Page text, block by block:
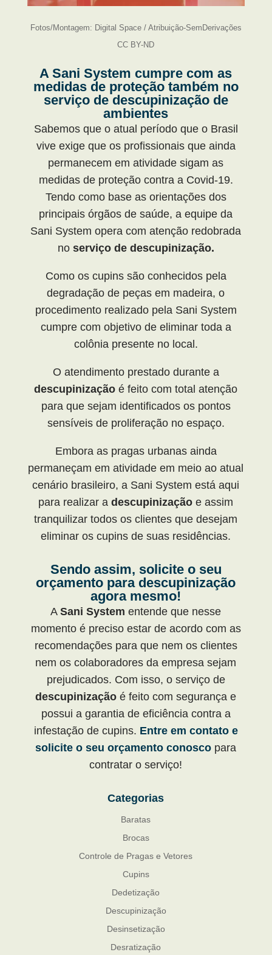
Fotos/Montagem: Digital Space / Atribuição-SemDerivações
CC BY-ND
A Sani System cumpre com as
medidas de proteção também no
serviço de descupinização de
ambientes
Sabemos que o atual período que o Brasil
vive exige que os profissionais que ainda
permanecem em atividade sigam as
medidas de proteção contra a Covid-19.
Tendo como base as orientações dos
principais órgãos de saúde, a equipe da
Sani System opera com atenção redobrada
no serviço de descupinização.
Como os cupins são conhecidos pela
degradação de peças em madeira, o
procedimento realizado pela Sani System
cumpre com objetivo de eliminar toda a
colônia presente no local.
O atendimento prestado durante a
descupinização é feito com total atenção
para que sejam identificados os pontos
sensíveis de proliferação no espaço.
Embora as pragas urbanas ainda
permaneçam em atividade em meio ao atual
cenário brasileiro, a Sani System está aqui
para realizar adescupinização e assim
tranquilizar todos os clientes que desejam
eliminar os cupins de suas residências.
Sendo assim, solicite o seu
orçamento para descupinização
agora mesmo!
ASani System entende que nesse
momento é preciso estar de acordo com as
recomendações para que nem os clientes
nem os colaboradores da empresa sejam
prejudicados. Com isso, o serviço de
descupinização é feito com segurança e
possui a garantia de eficiência contra a
infestação de cupins. Entre em contato e
solicite o seu orçamento conosco para
contratar o serviço!
Categorias
Baratas
Brocas
Controle de Pragas e Vetores
Cupins
Dedetização
Descupinização
Desinsetização
Desratização